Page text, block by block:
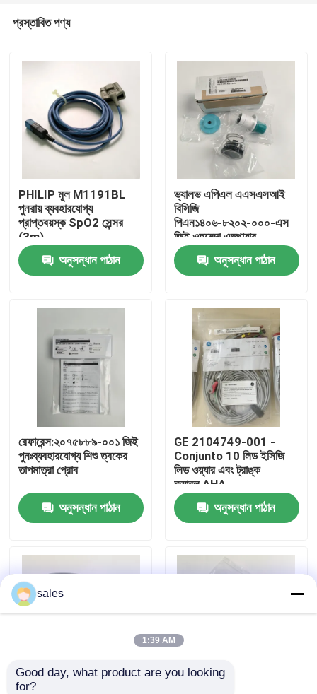
আমাদের সম্পর্কে
কারখানা ভ্রমণ
মান নিয়ন্ত্রণ
আমাদের সাথে যোগাযোগ
উদ্ধৃতির জন্য আবেদন
রোগীর মনিটর মডিউল
প্রস্তাবিত পণ্য
PHILIP মূল M1191BL
পুনরায় ব্যবহারযোগ্য
প্রাপ্তবয়স্ক SpO2 সেন্সর
(3m)
REF:989803144381
অনুসন্ধান পাঠান
ভ্যালভ এপিএল এএসএসআই
বিসিজি
পিএন১৪০৬-৮২০২-০০০-এস
জিই ওহমেদা এস্পায়ার
অ্যানাস্থেসিয়া মেশিন এস্টিভা
মডেল এপিএল ভ্যালভ, বেস
সংস্করণ ছাড়াই
অনুসন্ধান পাঠান
রেফারেন্স:২০৭৫৮৮৯-০০১ জিই
পুনঃব্যবহারযোগ্য শিশু ত্বকের
তাপমাত্রা প্রোব
অনুসন্ধান পাঠান
GE 2104749-001 -
Conjunto 10 লিড ইসিজি
লিড ওয়্যার এবং ট্রাঙ্ক
ক্যাবল,AHA
অনুসন্ধান পাঠান
রেফারেন্স: IM2203 আইবিপি
sales
1:39 AM
Good day, what product are you looking
for?